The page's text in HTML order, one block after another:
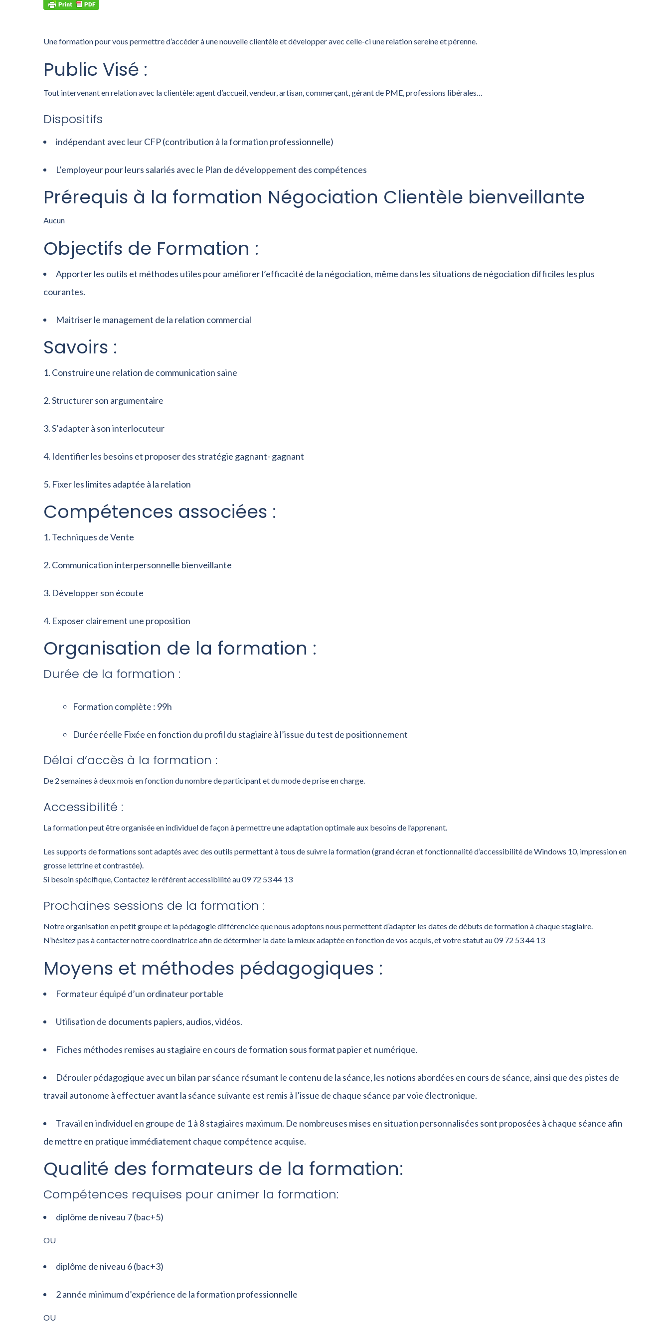
Une formation pour vous permettre d’accéder à une nouvelle clientèle et développer avec celle-ci une relation sereine et pérenne.
Public Visé :
Tout intervenant en relation avec la clientèle: agent d’accueil, vendeur, artisan, commerçant, gérant de PME, professions libérales…
Dispositifs
indépendant avec leur CFP (contribution à la formation professionnelle)
L’employeur pour leurs salariés avec le Plan de développement des compétences
Prérequis à la formation Négociation Clientèle bienveillante
Aucun
Objectifs de Formation :
Apporter les outils et méthodes utiles pour améliorer l’efficacité de la négociation, même dans les situations de négociation difficiles les plus
courantes.
Maitriser le management de la relation commercial
Savoirs :
Construire une relation de communication saine
Structurer son argumentaire
S’adapter à son interlocuteur
Identifier les besoins et proposer des stratégie gagnant- gagnant
Fixer les limites adaptée à la relation
Compétences associées :
Techniques de Vente
Communication interpersonnelle bienveillante
Développer son écoute
Exposer clairement une proposition
Organisation de la formation :
Durée de la formation :
Formation complète : 99h
Durée réelle Fixée en fonction du profil du stagiaire à l’issue du test de positionnement
Délai d’accès à la formation :
De 2 semaines à deux mois en fonction du nombre de participant et du mode de prise en charge.
Accessibilité :
La formation peut être organisée en individuel de façon à permettre une adaptation optimale aux besoins de l’apprenant.
Les supports de formations sont adaptés avec des outils permettant à tous de suivre la formation (grand écran et fonctionnalité d’accessibilité de Windows 10, impression en
grosse lettrine et contrastée).
Si besoin spécifique, Contactez le référent accessibilité au 09 72 53 44 13
Prochaines sessions de la formation :
Notre organisation en petit groupe et la pédagogie différenciée que nous adoptons nous permettent d’adapter les dates de débuts de formation à chaque stagiaire.
N’hésitez pas à contacter notre coordinatrice afin de déterminer la date la mieux adaptée en fonction de vos acquis, et votre statut au 09 72 53 44 13
Moyens et méthodes pédagogiques :
Formateur équipé d’un ordinateur portable
Utilisation de documents papiers, audios, vidéos.
Fiches méthodes remises au stagiaire en cours de formation sous format papier et numérique.
Dérouler pédagogique avec un bilan par séance résumant le contenu de la séance, les notions abordées en cours de séance, ainsi que des pistes de
travail autonome à effectuer avant la séance suivante est remis à l’issue de chaque séance par voie électronique.
Travail en individuel en groupe de 1 à 8 stagiaires maximum. De nombreuses mises en situation personnalisées sont proposées à chaque séance afin
de mettre en pratique immédiatement chaque compétence acquise.
Qualité des formateurs de la formation:
Compétences requises pour animer la formation:
diplôme de niveau 7 (bac+5)
OU
diplôme de niveau 6 (bac+3)
2 année minimum d’expérience de la formation professionnelle
OU